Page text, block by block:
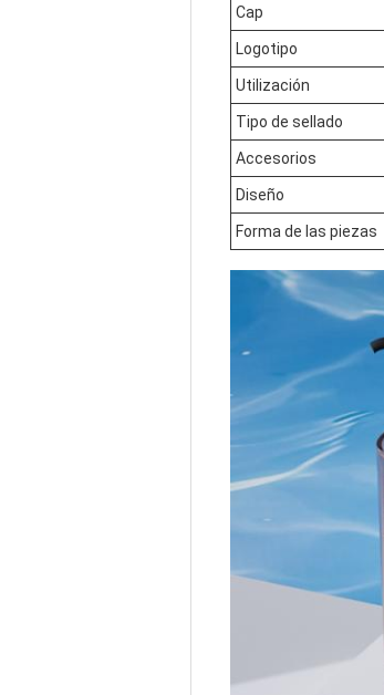
Cap
Logotipo
Utilización
Tipo de sellado
Accesorios
Diseño
Forma de las piezas